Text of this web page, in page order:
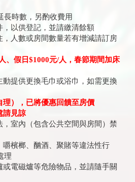
時數，另酌收費用
，以供登記，並請繳清餘額
，人數或房間數量若有增減請訂房
、假日$1000元/人，春節期間加床
動提供更換毛巾或浴巾，如需更換
理），已將優惠回饋至房價
請見諒
室內（包含公共空間與房間）禁
嚼檳榔、酗酒、聚賭等違法性行
理
電磁爐等危險物品，並請隨手關